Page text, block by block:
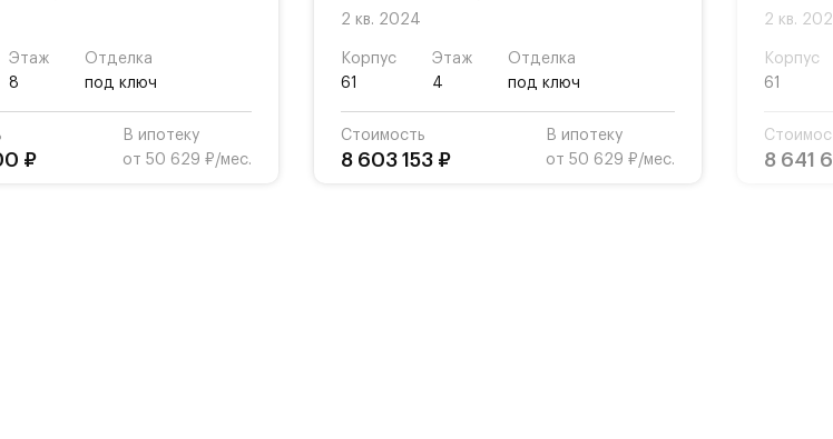
Этаж
8
Отделка
под ключ
₽
В ипотеку
от 50 629 ₽/мес.
2 кв. 2024
Корпус
61
Этаж
4
Отделка
под ключ
Стоимость
8 603 153 ₽
В ипотеку
от 50 629 ₽/мес.
2 кв.
Корпус
61
8 641